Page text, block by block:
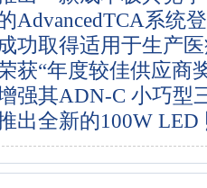
压范围内提供1500W
AdvancedTCA系统
功取得适用于生产
认证
获“年度较佳供应商
强其ADN-C 小巧型
品阵容
出全新的100W LED